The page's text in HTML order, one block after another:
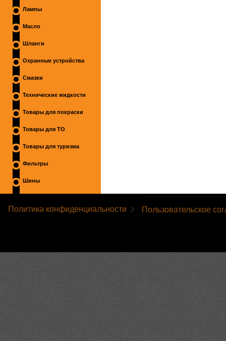
Лампы
Масло
Шланги
Охранные устройства
Смазки
Технические жидкости
Товары для покраски
Товары для ТО
Товары для туризма
Фильтры
Шины
Политика конфиденциальности Пользовательское